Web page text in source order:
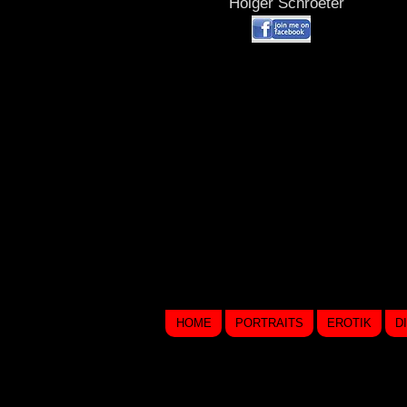
HOME PORTRAITS EROTIK